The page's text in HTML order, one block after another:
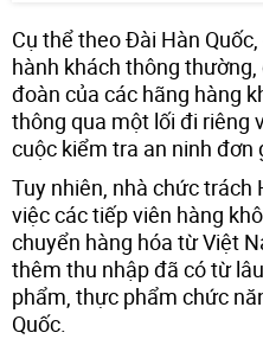
Cụ thể theo Đài Hàn
hành khách thông
đoàn của các hãng hàng
thông qua một lối đi riêng
cuộc kiểm tra an ninh đơn
Tuy nhiên, nhà chức trách
việc các tiếp viên hàng
chuyển hàng hóa từ Việt
thêm thu nhập đã có từ
phẩm, thực phẩm chức
Quốc.